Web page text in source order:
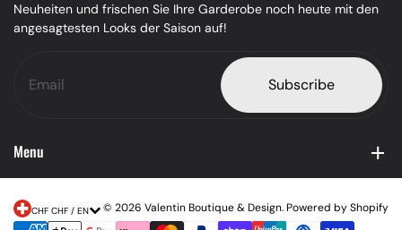
Neuheiten und frischen Sie Ihre Garderobe noch heute mit den
angesagtesten Looks der Saison auf!
Subscribe
Menu
CHF CHF / EN © 2026 Valentin Boutique & Design. Powered by Shopify